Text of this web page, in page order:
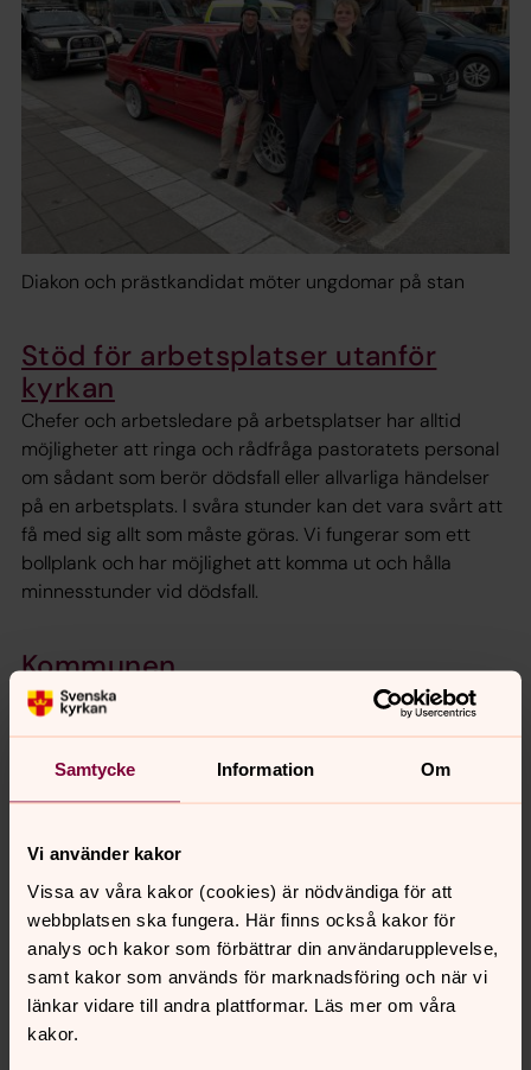
Samtycke Information Om
Vi använder kakor
Vissa av våra kakor (cookies) är nödvändiga för att
webbplatsen ska fungera. Här finns också kakor för
analys och kakor som förbättrar din användarupplevelse,
samt kakor som används för marknadsföring och när vi
länkar vidare till andra plattformar. Läs mer om våra
kakor.
Diakon och prästkandidat möter ungdomar på stan
Stöd för arbetsplatser utanför
kyrkan
Chefer och arbetsledare på arbetsplatser har alltid
möjligheter att ringa och rådfråga pastoratets personal
om sådant som berör dödsfall eller allvarliga händelser
på en arbetsplats. I svåra stunder kan det vara svårt att
få med sig allt som måste göras. Vi fungerar som ett
bollplank och har möjlighet att komma ut och hålla
minnesstunder vid dödsfall.
Kommunen
Kyrkan vill finnas som ett komplement och stöd i
samhället. Det kan ske i olika nätverk, men även i direkt
Det har påbörjats ett samarbete mellan kommunerna i
Fyrbodal, Västra Götalandsregionen och Svenska kyrkan
Strömstad. Dessa aktörer finns till för dem som har vård
i hemmet pga svår eller dödlig sjukdom. Vi som kyrka
kommer att kunna vara med och bistå med samtalsstöd
och närvaro.